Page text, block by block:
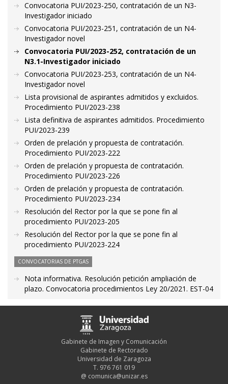
Convocatoria PUI/2023-250, contratación de un N3-
Investigador iniciado
Convocatoria PUI/2023-251, contratación de un N4-
Investigador novel
Convocatoria PUI/2023-252, contratación de un
N3.1-Investigador iniciado
Convocatoria PUI/2023-253, contratación de un N4-
Investigador novel
Lista provisional de aspirantes admitidos y excluidos.
Procedimiento PUI/2023-238
Lista definitiva de aspirantes admitidos. Procedimiento
PUI/2023-239
Orden de prelación y propuesta de contratación.
Procedimiento PUI/2023-222
Orden de prelación y propuesta de contratación.
Procedimiento PUI/2023-226
Orden de prelación y propuesta de contratación.
Procedimiento PUI/2023-234
Resolución del Rector por la que se pone fin al
procedimiento PUI/2023-205
Resolución del Rector por la que se pone fin al
procedimiento PUI/2023-224
CONVOCATORIAS DE PTGAS
Nota informativa. Resolución petición ampliación de
plazo. Convocatoria procedimientos Ley 20/2021. EST-04
Gabinete de Imagen y Comunicación
Gabinete de Rectorado
Universidad de Zaragoza
T. 976 761 019
@ comunica@unizar.es